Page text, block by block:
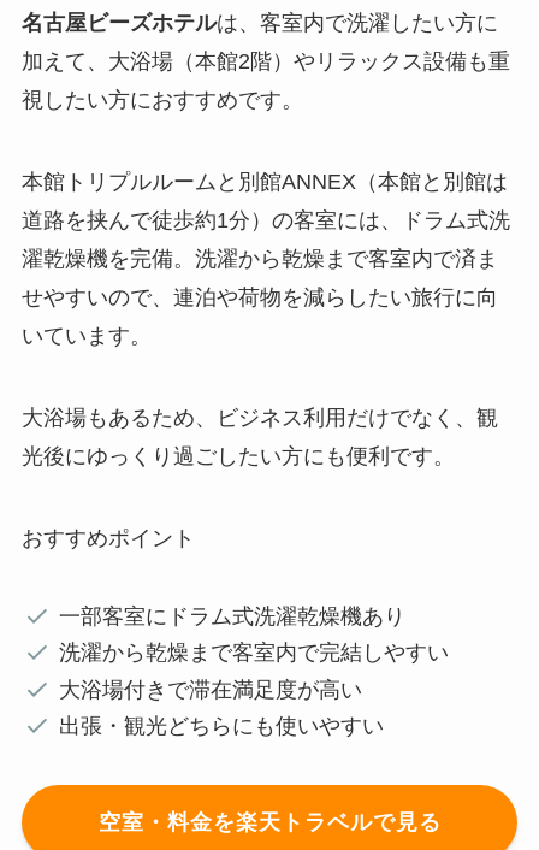
名古屋ビーズホテルは、客室内で洗濯したい方に
加えて、大浴場（本館2階）やリラックス設備も重
視したい方におすすめです。
本館トリプルルームと別館ANNEX（本館と別館は
道路を挟んで徒歩約1分）の客室には、ドラム式洗
濯乾燥機を完備。洗濯から乾燥まで客室内で済ま
せやすいので、連泊や荷物を減らしたい旅行に向
いています。
大浴場もあるため、ビジネス利用だけでなく、観
光後にゆっくり過ごしたい方にも便利です。
おすすめポイント
一部客室にドラム式洗濯乾燥機あり
洗濯から乾燥まで客室内で完結しやすい
大浴場付きで滞在満足度が高い
出張・観光どちらにも使いやすい
空室・料金を楽天トラベルで見る